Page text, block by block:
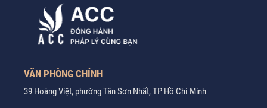
VĂN PHÒNG CHÍNH
39 Hoàng Việt, phường Tân Sơn Nhất, TP Hồ Chí Minh